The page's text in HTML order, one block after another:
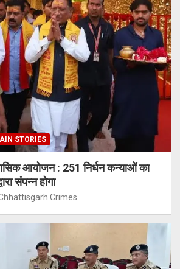
STORIES
आयोजन : 251 निर्धन कन्याओं का
संपन्न होगा
Crimes